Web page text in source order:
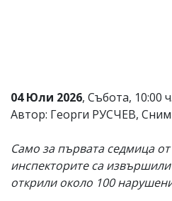
тях!
Ако
откриете
за
вас
коментар,
моля
04 Юли 2026, Събота, 10:00 ч.
Автор: Георги РУСЧЕВ,
Само за първата седмица
инспекторите са
открили около 100